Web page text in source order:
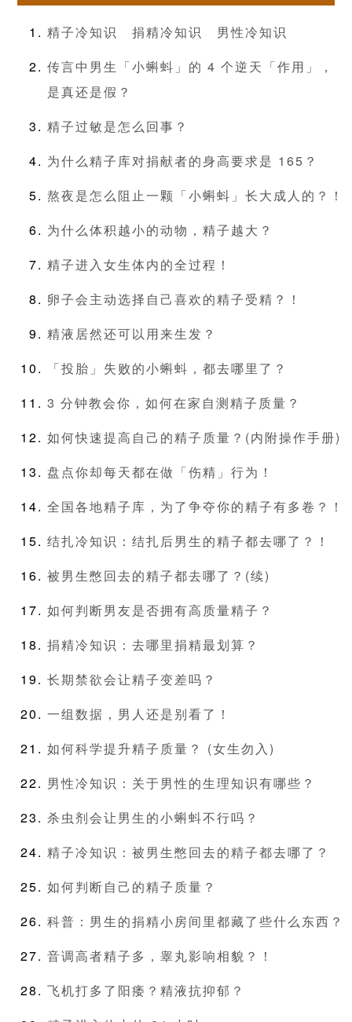
精子冷知识 捐精冷知识
男性冷知识
传言中男生「小蝌蚪」的 4 个逆天「作用」，
是真还是假？
精子过敏是怎么回事？
为什么精子库对捐献者的身高要求是 165？
熬夜是怎么阻止一颗「小蝌蚪」长大成人的？！
为什么体积越小的动物，精子越大？
精子进入女生体内的全过程！
卵子会主动选择自己喜欢的精子受精？！
精液居然还可以用来生发？
「投胎」失败的小蝌蚪，都去哪里了？
3 分钟教会你，如何在家自测精子质量？
如何快速提高自己的精子质量？(内附操作手册)
盘点你却每天都在做「伤精」行为！
全国各地精子库，为了争夺你的精子有多卷？！
结扎冷知识：结扎后男生的精子都去哪了？！
被男生憋回去的精子都去哪了？(续)
如何判断男友是否拥有高质量精子？
捐精冷知识：去哪里捐精最划算？
长期禁欲会让精子变差吗？
一组数据，男人还是别看了！
如何科学提升精子质量？ (女生勿入)
男性冷知识：关于男性的生理知识有哪些？
杀虫剂会让男生的小蝌蚪不行吗？
精子冷知识：被男生憋回去的精子都去哪了？
如何判断自己的精子质量？
科普：男生的捐精小房间里都藏了些什么东西？
音调高者精子多，睾丸影响相貌？！
飞机打多了阳痿？精液抗抑郁？